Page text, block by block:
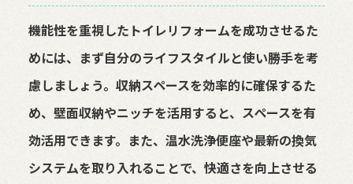
機能性を重視したトイレリフォームを成功させるた
めには、まず自分のライフスタイルと使い勝手を考
慮しましょう。収納スペースを効率的に確保するた
め、壁面収納やニッチを活用すると、スペースを有
効活用できます。また、温水洗浄便座や最新の換気
システムを取り入れることで、快適さを向上させる